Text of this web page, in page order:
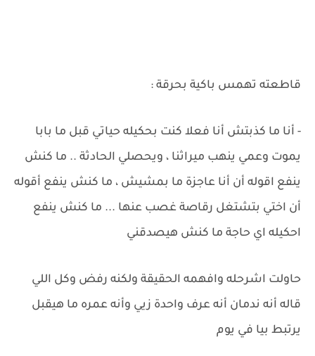
قاطعته تهمس باكية بحرقة :
- أنا ما كذبتش أنا فعلا كنت بحكيله حياتي قبل ما بابا
يموت وعمي ينهب ميراثنا ، ويحصلي الحادثة .. ما كنش
ينفع اقوله أن أنا عاجزة ما بمشيش ، ما كنش ينفع أقوله
أن اختي بتشتغل رقاصة غصب عنها ... ما كنش ينفع
احكيله اي حاجة ما كنش هيصدقني
حاولت اشرحله وافهمه الحقيقة ولكنه رفض وكل اللي
قاله أنه ندمان أنه عرف واحدة زيي وأنه عمره ما هيقبل
يرتبط بيا في يوم